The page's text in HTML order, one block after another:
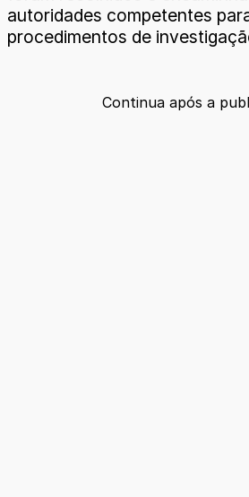
autoridades competentes
procedimentos de
Continua após a